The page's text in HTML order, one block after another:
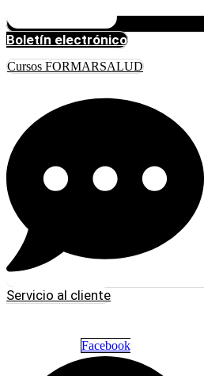
Boletín electrónico
Cursos FORMARSALUD
Servicio al cliente
Facebook